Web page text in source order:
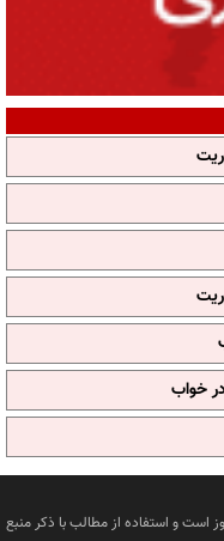
خواب
است و استفاده از مطالب با ذکر منبع